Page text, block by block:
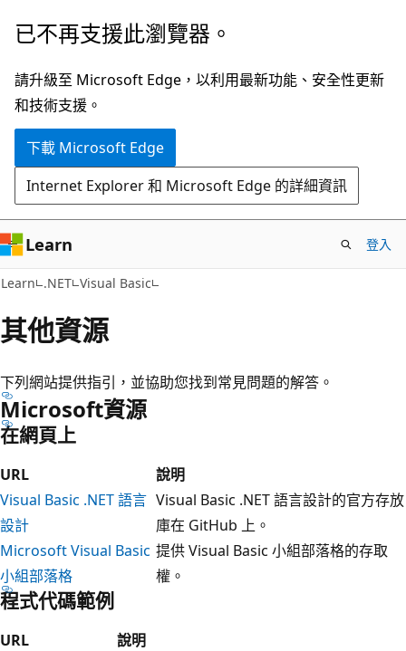
跳
主
要
內
已不再支援此瀏覽器。
請升級至 Microsoft Edge，以利用最新功能、安全性更新
和技術支援。
下載 Microsoft Edge
Internet Explorer 和 Microsoft Edge 的詳細資訊
Learn 登入
Learn .NET Visual Basic
其他資源
下列網站提供指引，並協助您找到常見問題的解答。
Microsoft資源
在網頁上
URL
說明
Visual Basic .NET 語言
設計
Visual Basic .NET 語言設計的官方存放
庫在 GitHub 上。
Microsoft Visual Basic
小組部落格
提供 Visual Basic 小組部落格的存取
權。
程式代碼範例
URL
說明